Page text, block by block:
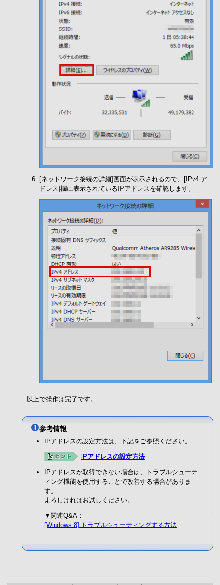
[ネットワーク接続の詳細]画面が表示されるので、[IPv4 ア
ドレス]欄に表示されている IPアドレス を確認します。
以上で操作は完了です。
参考情報
IPアドレスの設定方法は、下記をご参照ください。
IPアドレスの設定方法
IPアドレスが取得できない場合は、トラブルシューテ
ィング機能を使用することで改善する場合がありま
す。
よろしければお試しください。
▼関連Q&A：
[Windows 8] トラブルシューティングする方法